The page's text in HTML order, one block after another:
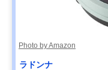
Photo by Amazon
‎ラドンナ